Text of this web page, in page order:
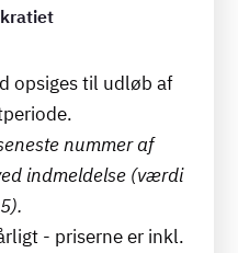
opsiges til udløb af
nummer af
indmeldelse (værdi
- priserne er inkl.